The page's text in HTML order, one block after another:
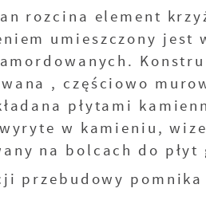
rozcina element
umieszczony
, częściowo
płytami
w kamieniu,
na bolcach do
przebudowy